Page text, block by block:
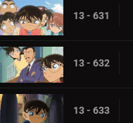
13 - 631
13 - 632
13 - 633